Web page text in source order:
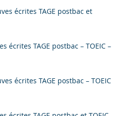
écrites TAGE postbac et
écrites TAGE postbac – TOEIC –
écrites TAGE postbac – TOEIC